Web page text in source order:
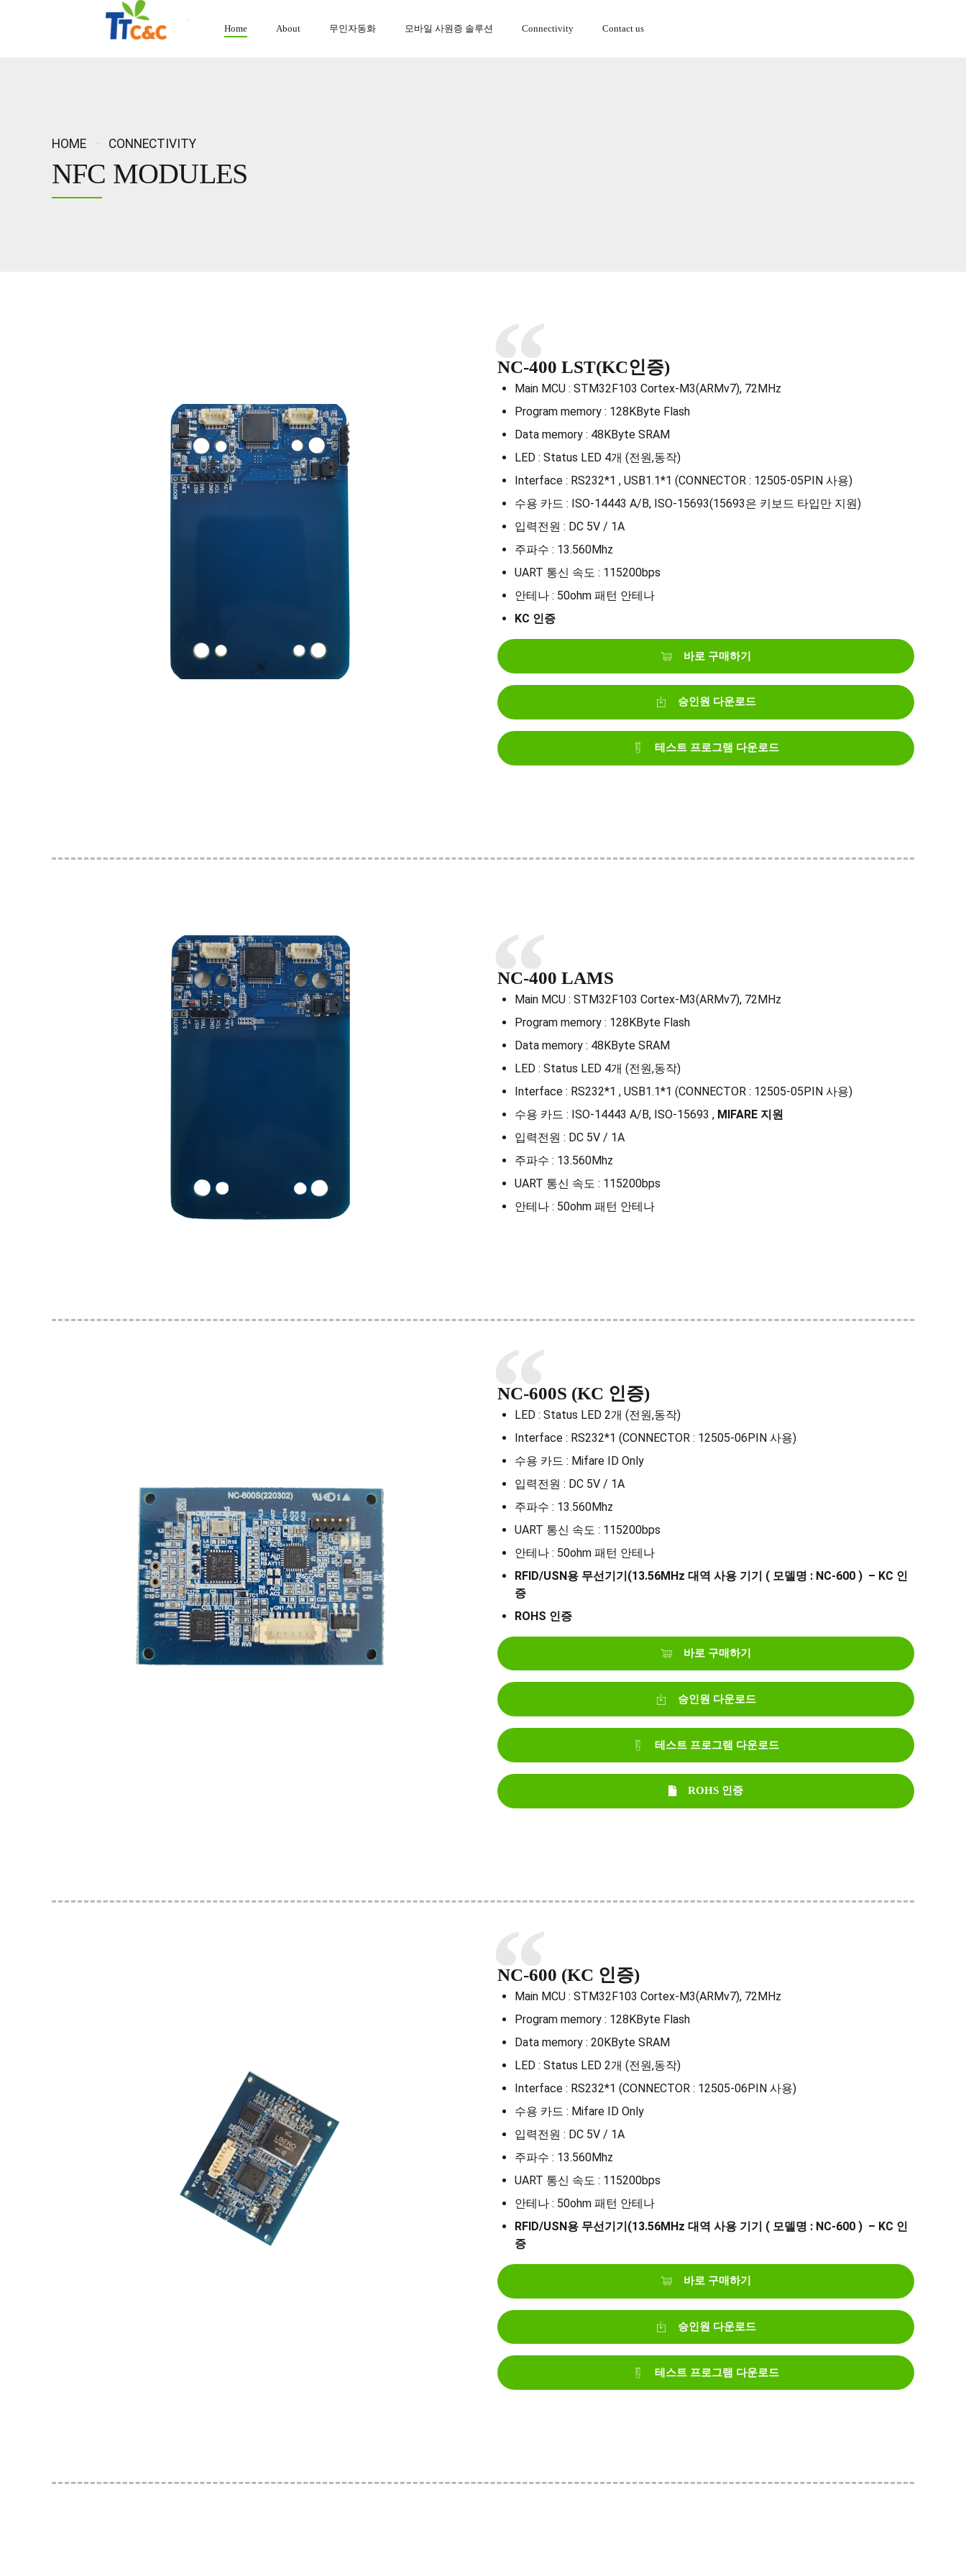
Home About 무인자동화 모바일 사원증 솔루션 Connectivity Contact us
HOME CONNECTIVITY
NFC MODULES
NC-400 LST(KC인증)
Main MCU : STM32F103 Cortex-M3(ARMv7), 72MHz
Program memory : 128KByte Flash
Data memory : 48KByte SRAM
LED : Status LED 4개 (전원,동작)
Interface : RS232*1 , USB1.1*1 (CONNECTOR : 12505-05PIN 사용)
수용 카드 : ISO-14443 A/B, ISO-15693(15693은 키보드 타입만 지원)
입력전원 : DC 5V / 1A
주파수 : 13.560Mhz
UART 통신 속도 : 115200bps
안테나 : 50ohm 패턴 안테나
KC 인증
바로 구매하기
승인원 다운로드
테스트 프로그램 다운로드
NC-400 LAMS
Main MCU : STM32F103 Cortex-M3(ARMv7), 72MHz
Program memory : 128KByte Flash
Data memory : 48KByte SRAM
LED : Status LED 4개 (전원,동작)
Interface : RS232*1 , USB1.1*1 (CONNECTOR : 12505-05PIN 사용)
수용 카드 : ISO-14443 A/B, ISO-15693 , MIFARE 지원
입력전원 : DC 5V / 1A
주파수 : 13.560Mhz
UART 통신 속도 : 115200bps
안테나 : 50ohm 패턴 안테나
NC-600S (KC 인증)
LED : Status LED 2개 (전원,동작)
Interface : RS232*1 (CONNECTOR : 12505-06PIN 사용)
수용 카드 : Mifare ID Only
입력전원 : DC 5V / 1A
주파수 : 13.560Mhz
UART 통신 속도 : 115200bps
안테나 : 50ohm 패턴 안테나
RFID/USN용 무선기기(13.56MHz 대역 사용 기기 ( 모델명 : NC-600 ) – KC 인
증
ROHS 인증
바로 구매하기
승인원 다운로드
테스트 프로그램 다운로드
ROHS 인증
NC-600 (KC 인증)
Main MCU : STM32F103 Cortex-M3(ARMv7), 72MHz
Program memory : 128KByte Flash
Data memory : 20KByte SRAM
LED : Status LED 2개 (전원,동작)
Interface : RS232*1 (CONNECTOR : 12505-06PIN 사용)
수용 카드 : Mifare ID Only
입력전원 : DC 5V / 1A
주파수 : 13.560Mhz
UART 통신 속도 : 115200bps
안테나 : 50ohm 패턴 안테나
RFID/USN용 무선기기(13.56MHz 대역 사용 기기 ( 모델명 : NC-600 ) – KC 인
증
바로 구매하기
승인원 다운로드
테스트 프로그램 다운로드